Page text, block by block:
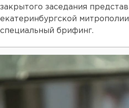
закрытого заседания
екатеринбургской
специальный брифинг.